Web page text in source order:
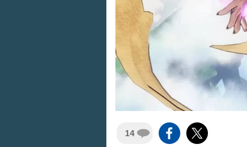
14